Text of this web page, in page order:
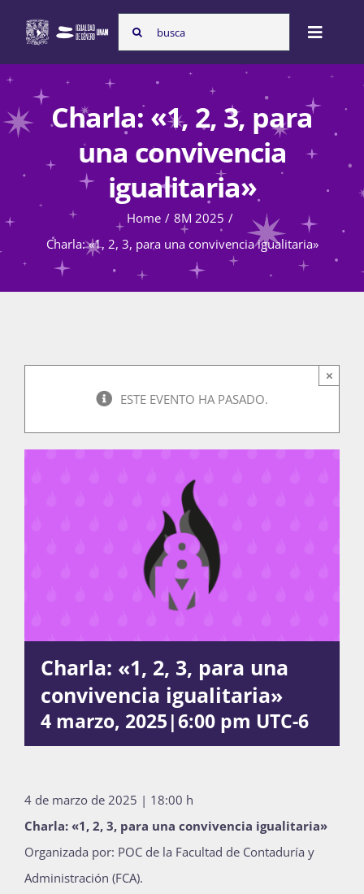
content
Search
for:
Toggle
Nosotras
Programas
Atención de la violencia de género
La Boletina
Blog
Súmate
Publicaciones
Bienvenida generación 2027-1
Charla: «1, 2, 3, para
una convivencia
igualitaria»
Home
8M 2025
Charla: «1, 2, 3, para una convivencia igualitaria»
ESTE EVENTO HA PASADO.
×
Charla: «1, 2, 3, para una
convivencia igualitaria»
4 marzo, 2025|6:00 pm UTC-6
4 de marzo de 2025 | 18:00 h
Charla: «1, 2, 3, para una convivencia igualitaria»
Organizada por: POC de la Facultad de Contaduría y
Administración (FCA).